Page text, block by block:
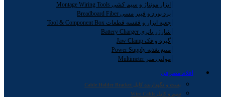
ابزار مونتاژ و سیم کشی Montage Wiring Tools
برد بورد و فیبر مسی Breadboard Fiber
جعبه ابزار و قفسه قطعات Tool & Component Box
شارژر باتری Battery Charger
گیره و فک Jaw Clamp
منبع تغذیه Power Supply
مولتی متر Multimeter
اقلام مصرفی
بست و نگهدارنده کابل Cable Holder Bracket
سیم و کابل Wire Cable